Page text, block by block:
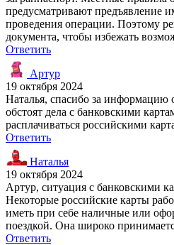
предусматривают предъявление
проведения операции. Поэтому
документа, чтобы избежать
Ответить
Артур
19 октября 2024
Наталья, спасибо за
обстоят дела с банковскими
расплачиваться российскими
Ответить
Наталья
19 октября 2024
Артур, ситуация с банковскими
Некоторые российские карты
иметь при себе наличные или
поездкой. Она широко
Ответить